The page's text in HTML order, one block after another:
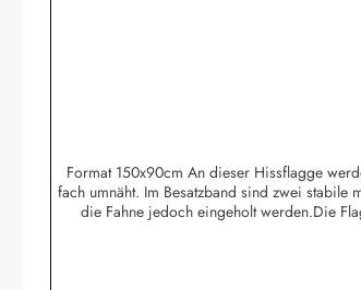
Format 150x90cm An dieser Hissflagge
fach umnäht. Im Besatzband sind zwei
die Fahne jedoch eingeholt werden.Die